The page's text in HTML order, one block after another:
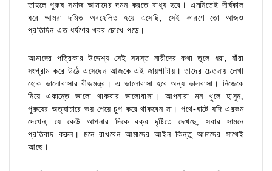
তাহলে পুরুষ সমাজ আমাদের দমন করতে বাধ্য হবে। এমনিতেই দীর্ঘকাল
ধরে আমরা দমিত অবহেলিত হয়ে এসেছি, সেই কারণে তো আজও
প্রতিদিন এত ধর্ষণের খবর চোখে পড়ে।
আমাদের পত্রিকার উদ্দেশ্য সেই সমস্ত নারীদের কথা তুলে ধরা, যাঁরা
সংগ্রাম করে উঠে এসেছেন আজকে এই জায়গাটায়। তাদের চেতনায় লেখা
হোক ভালোবাসার বীজমন্ত্র। এ ভালোবাসা হবে অন্য ভালবাসা। নিজেকে
নিয়ে একান্তে ভালো থাকবার ভালোবাসা। আপনারা মন খুলে হাসুন,
পুরুষের অত্যাচারে ভয় পেয়ে চুপ করে থাকবেন না। পথে-ঘাটে যদি এরকম
দেখেন, যে কেউ আপনার দিকে বক্র দৃষ্টিতে দেখছে, সবার সামনে
প্রতিবাদ করুন। মনে রাখবেন আমাদের আইন কিন্তু আমাদের সাথেই
আছে।